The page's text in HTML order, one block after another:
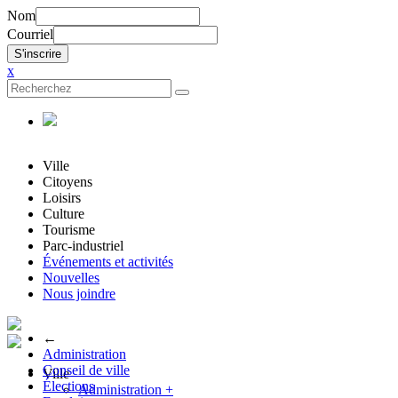
Nom
Courriel
x
Ville
Citoyens
Loisirs
Culture
Tourisme
Parc-industriel
Événements et activités
Nouvelles
Nous joindre
←
Administration
Conseil de ville
Élections
Ville
Administration +